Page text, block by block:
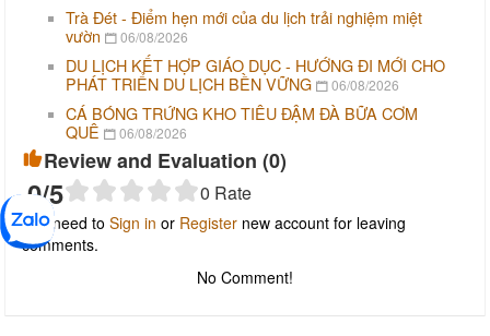
Trà Đét - Điểm hẹn mới của du lịch trải nghiệm miệt
vườn
06/08/2026
DU LỊCH KẾT HỢP GIÁO DỤC - HƯỚNG ĐI MỚI CHO
PHÁT TRIỂN DU LỊCH BỀN VỮNG
06/08/2026
CÁ BÓNG TRỨNG KHO TIÊU ĐẬM ĐÀ BỮA CƠM
QUÊ
06/08/2026
Review and Evaluation (0)
0/5 0 Rate
You need to Sign in or Register new account for leaving
comments.
No Comment!